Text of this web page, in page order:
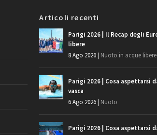
Articoli recenti
Parigi 2026 | Il Recap degli
libere
8 Ago 2026| Nuoto in acque libere
Parigi 2026 | Cosa aspettarsi
vasca
6 Ago 2026| Nuoto
Parigi 2026 | Cosa aspettarsi